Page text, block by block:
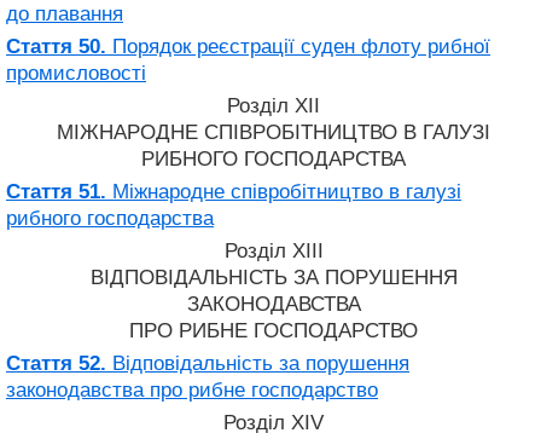
до плавання
Стаття 50. Порядок реєстрації суден флоту рибної
промисловості
Розділ XII
МІЖНАРОДНЕ СПІВРОБІТНИЦТВО В ГАЛУЗІ
РИБНОГО ГОСПОДАРСТВА
Стаття 51. Міжнародне співробітництво в галузі
рибного господарства
Розділ XIII
ВІДПОВІДАЛЬНІСТЬ ЗА ПОРУШЕННЯ
ЗАКОНОДАВСТВА
ПРО РИБНЕ ГОСПОДАРСТВО
Стаття 52. Відповідальність за порушення
законодавства про рибне господарство
Розділ XIV